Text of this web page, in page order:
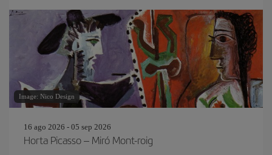
Image: Nico Design
16 ago 2026 - 05 sep 2026
Horta Picasso – Miró Mont-roig